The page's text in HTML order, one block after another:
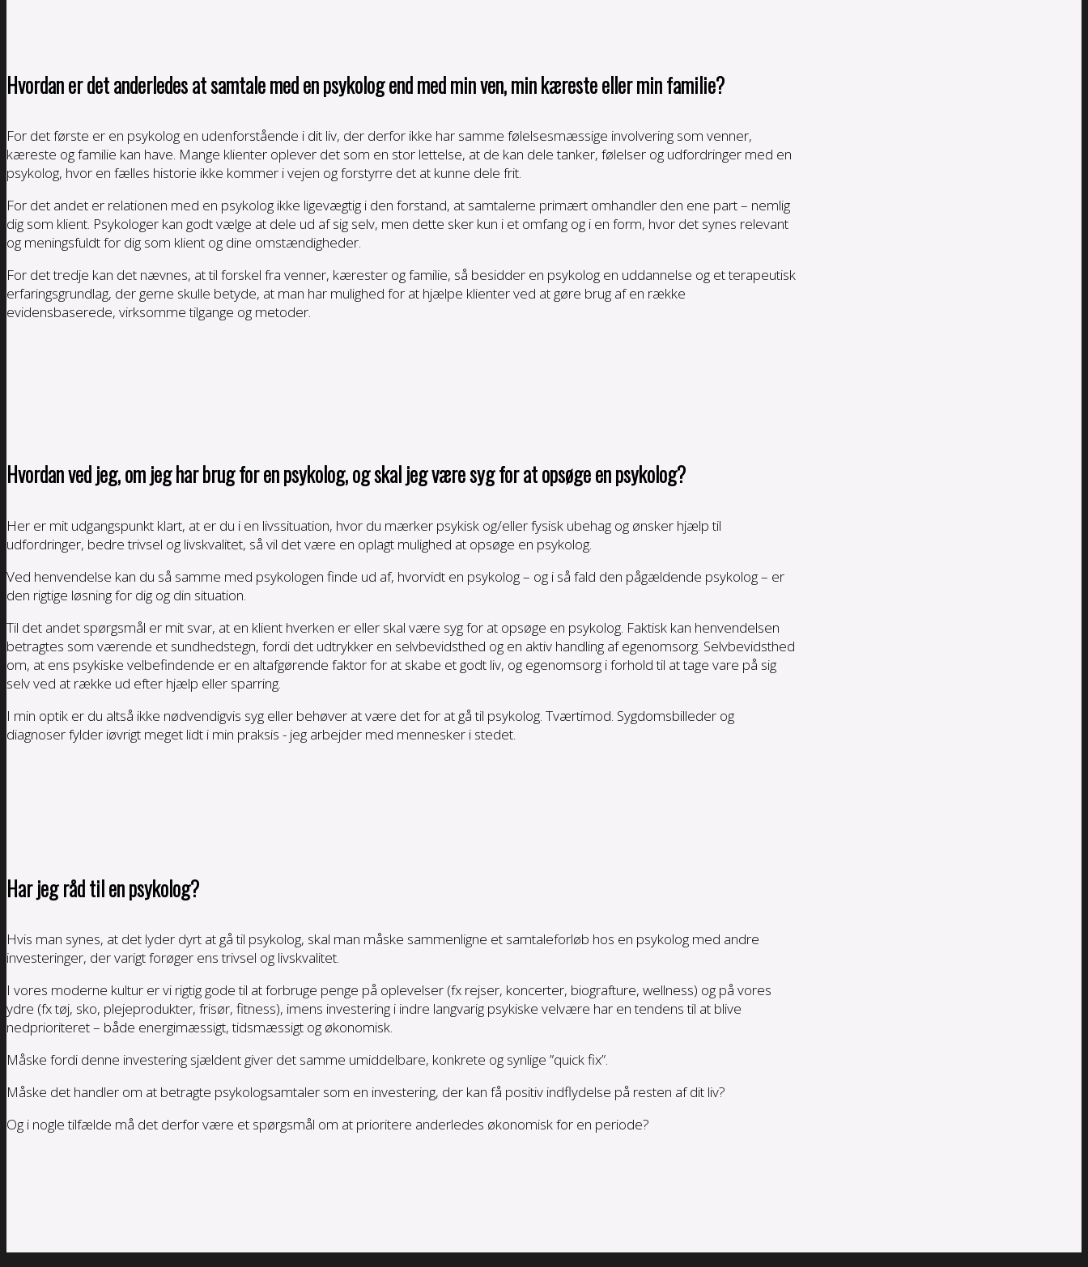
Hvordan er det anderledes at samtale med en psykolog end med min ven, min kæreste eller min familie?
For det første er en psykolog en udenforstående i dit liv, der derfor ikke har samme følelsesmæssige involvering som venner,
kæreste og familie kan have. Mange klienter oplever det som en stor lettelse, at de kan dele tanker, følelser og udfordringer med en
psykolog, hvor en fælles historie ikke kommer i vejen og forstyrre det at kunne dele frit.
For det andet er relationen med en psykolog ikke ligevægtig i den forstand, at samtalerne primært omhandler den ene part – nemlig
dig som klient. Psykologer kan godt vælge at dele ud af sig selv, men dette sker kun i et omfang og i en form, hvor det synes relevant
og meningsfuldt for dig som klient og dine omstændigheder.
For det tredje kan det nævnes, at til forskel fra venner, kærester og familie, så besidder en psykolog en uddannelse og et terapeutisk
erfaringsgrundlag, der gerne skulle betyde, at man har mulighed for at hjælpe klienter ved at gøre brug af en række
evidensbaserede, virksomme tilgange og metoder.
Hvordan ved jeg, om jeg har brug for en psykolog, og skal jeg være syg for at opsøge en psykolog?
Her er mit udgangspunkt klart, at er du i en livssituation, hvor du mærker psykisk og/eller fysisk ubehag og ønsker hjælp til
udfordringer, bedre trivsel og livskvalitet, så vil det være en oplagt mulighed at opsøge en psykolog.
Ved henvendelse kan du så samme med psykologen finde ud af, hvorvidt en psykolog – og i så fald den pågældende psykolog – er
den rigtige løsning for dig og din situation.
Til det andet spørgsmål er mit svar, at en klient hverken er eller skal være syg for at opsøge en psykolog. Faktisk kan henvendelsen
betragtes som værende et sundhedstegn, fordi det udtrykker en selvbevidsthed og en aktiv handling af egenomsorg. Selvbevidsthed
om, at ens psykiske velbefindende er en altafgørende faktor for at skabe et godt liv, og egenomsorg i forhold til at tage vare på sig
selv ved at række ud efter hjælp eller sparring.
I min optik er du altså ikke nødvendigvis syg eller behøver at være det for at gå til psykolog. Tværtimod. Sygdomsbilleder og
diagnoser fylder iøvrigt meget lidt i min praksis - jeg arbejder med mennesker i stedet.
Har jeg råd til en psykolog?
Hvis man synes, at det lyder dyrt at gå til psykolog, skal man måske sammenligne et samtaleforløb hos en psykolog med andre
investeringer, der varigt forøger ens trivsel og livskvalitet.
I vores moderne kultur er vi rigtig gode til at forbruge penge på oplevelser (fx rejser, koncerter, biografture, wellness) og på vores
ydre (fx tøj, sko, plejeprodukter, frisør, fitness), imens investering i indre langvarig psykiske velvære har en tendens til at blive
nedprioriteret – både energimæssigt, tidsmæssigt og økonomisk.
Måske fordi denne investering sjældent giver det samme umiddelbare, konkrete og synlige ”quick fix”.
Måske det handler om at betragte psykologsamtaler som en investering, der kan få positiv indflydelse på resten af dit liv?
Og i nogle tilfælde må det derfor være et spørgsmål om at prioritere anderledes økonomisk for en periode?